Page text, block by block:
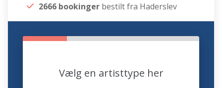
2666 bookinger bestilt fra Haderslev
Vælg en artisttype her